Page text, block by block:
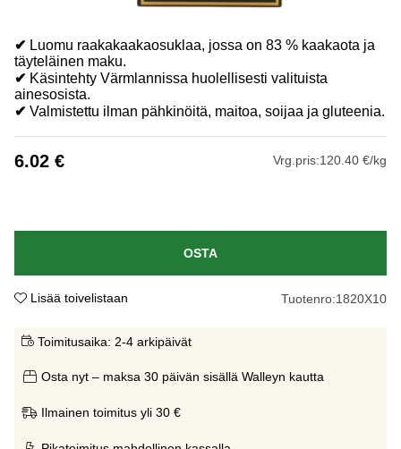
✔ Luomu raakakaakaosuklaa, jossa on 83 % kaakaota ja
täyteläinen maku.
✔ Käsintehty Värmlannissa huolellisesti valituista
ainesosista.
✔ Valmistettu ilman pähkinöitä, maitoa, soijaa ja gluteenia.
6.02 € Vrg.pris:120.40 €/kg
OSTA
Lisää toivelistaan Tuotenro:1820X10
Toimitusaika: 2-4 arkipäivät
Osta nyt – maksa 30 päivän sisällä Walleyn kautta
Ilmainen toimitus yli 30 €